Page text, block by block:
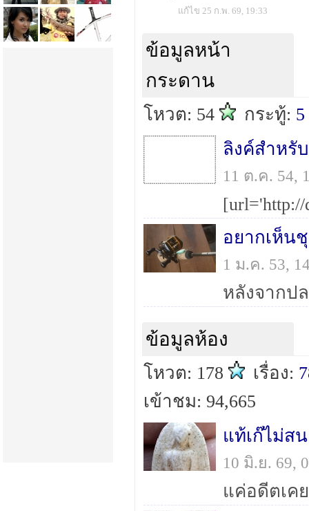
แก้ไข 25 ก.พ. 69, 19:33
ข้อมูลหน้า
กระดาน
โหวต: 54 กระทู้: 5
11 ต.ค. 54,
อยากเห็น
1 ม.ค. 53,
ข้อมูลห้อง
โหวต: 178 เรื่อง:
เข้าชม: 94,665
แท้เก๊ไม่ส
10 มิ.ย. 69,